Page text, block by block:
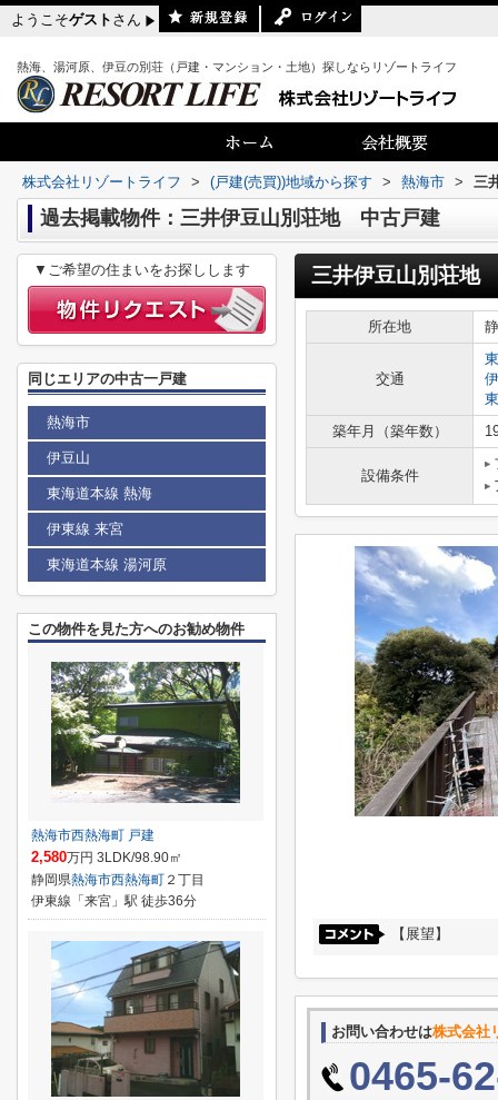
ようこそゲスト さん
熱海、湯河原、伊豆の別荘（戸建・マンション・土地）探しならリゾートライフ
株式会社リゾートライフ > (戸建(売買))地域から探す > 熱海市 > 三
過去掲載物件：三井伊豆山別荘地 中古戸建
三井伊豆山別荘地
所在地
交通
築年月（築年数）
設備条件
【展望】
お問い合わせは株式会社
0465-
▼ご希望の住まいをお探しします
同じエリアの中古一戸建
熱海市
伊豆山
東海道本線 熱海
伊東線 来宮
東海道本線 湯河原
この物件を見た方へのお勧め物件
熱海市西熱海町 戸建
2,580万円 3LDK/98.90㎡
静岡県熱海市西熱海町 ２丁目
伊東線「来宮」駅 徒歩36分